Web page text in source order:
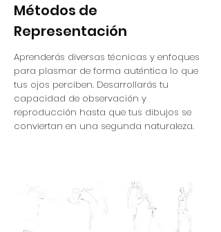
Métodos de
Representación
Aprenderás diversas técnicas y enfoques
para plasmar de forma auténtica lo que
tus ojos perciben. Desarrollarás tu
capacidad de observación y
reproducción hasta que tus dibujos se
conviertan en una segunda naturaleza.